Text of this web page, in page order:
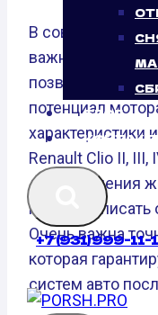
БЛОГ
+7 (931) 999-11-
В современном
важной частью
позволяет
потенциал
характеристики
Renault Clio II, III,
для получения
просто
Очень важна
которая
систем авто